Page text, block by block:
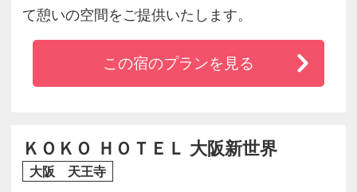
て憩いの空間をご提供いたします。
この宿のプランを見る
ＫＯＫＯ ＨＯＴＥＬ 大阪新世界
大阪 天王寺